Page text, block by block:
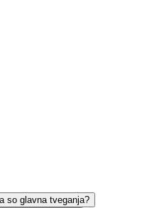
so glavna tveganja?